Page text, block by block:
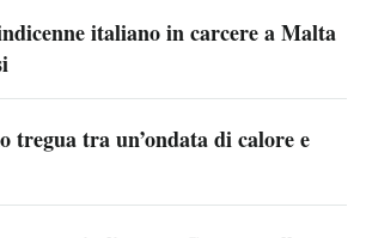
italiano in carcere a Malta
tregua tra un’ondata di calore e